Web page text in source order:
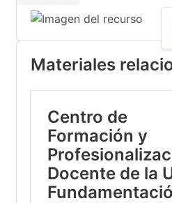
Materiales
Centro de
Formación y
Docente de la